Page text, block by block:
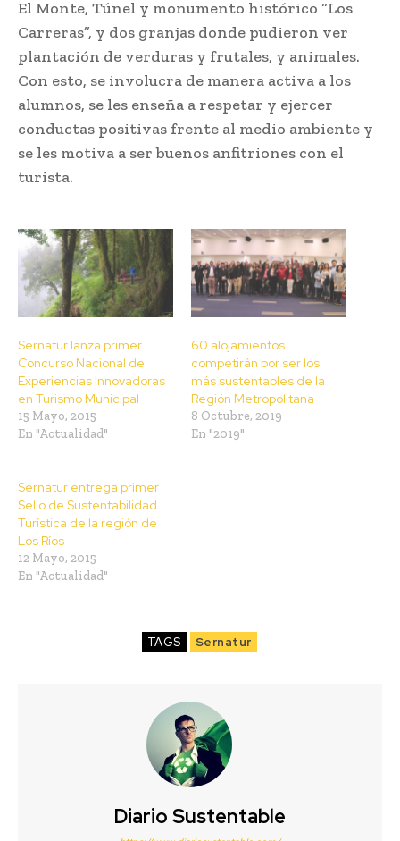
El Monte, Túnel y monumento histórico “Los
Carreras”, y dos granjas donde pudieron ver
plantación de verduras y frutales, y animales.
Con esto, se involucra de manera activa a los
alumnos, se les enseña a respetar y ejercer
conductas positivas frente al medio ambiente y
se les motiva a ser buenos anfitriones con el
turista.
Sernatur lanza primer
Concurso Nacional de
Experiencias Innovadoras
en Turismo Municipal
15 Mayo, 2015
En "Actualidad"
60 alojamientos
competirán por ser los
más sustentables de la
Región Metropolitana
8 Octubre, 2019
En "2019"
Sernatur entrega primer
Sello de Sustentabilidad
Turística de la región de
Los Ríos
12 Mayo, 2015
En "Actualidad"
TAGS Sernatur
Diario Sustentable